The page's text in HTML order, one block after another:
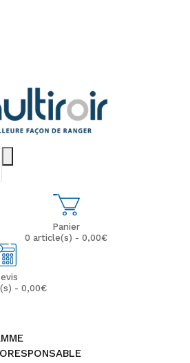
Panier
0 article(s) - 0,00€
- 0,00€